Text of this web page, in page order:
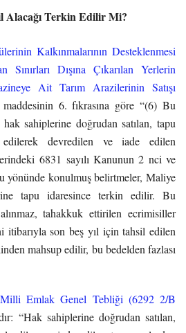
Terkin Edilir Mi?
Kalkınmalarının Desteklenmesi
Dışına Çıkarılan Yerlerin
Ait Tarım Arazilerinin Satışı
6. fıkrasına göre “(6) Bu
sahiplerine doğrudan satılan, tapu
devredilen ve iade edilen
6831 sayılı Kanunun 2 nci ve
yönünde konulmuş belirtmeler, Maliye
tapu idaresince terkin edilir. Bu
tahakkuk ettirilen ecrimisiller
itibarıyla son beş yıl için tahsil edilen
mahsup edilir, bu bedelden fazlası
Milli Emlak Genel Tebliği (6292 2/B
“Hak sahiplerine doğrudan satılan,